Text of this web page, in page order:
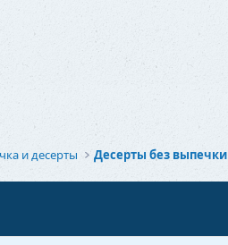
и десерты Десерты без выпечки